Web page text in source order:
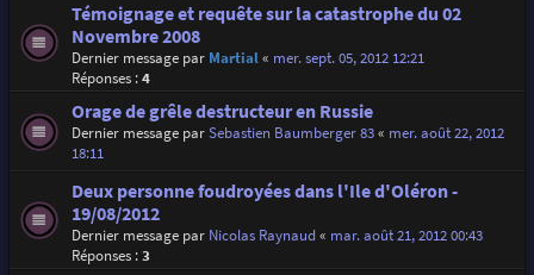
Témoignage et requête sur la catastrophe du 02
Novembre 2008
Dernier message par Martial« mer. sept. 05, 2012 12:21
Réponses :4
Orage de grêle destructeur en Russie
Dernier message parSebastien Baumberger 83« mer. août 22, 2012
18:11
Deux personne foudroyées dans l'Ile d'Oléron -
19/08/2012
Dernier message par Nicolas Raynaud« mar. août 21, 2012 00:43
Réponses :3